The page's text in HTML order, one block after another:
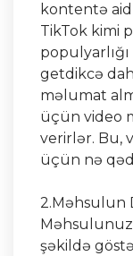
kontentə
TikTok kimi
getdikcə
məlumat
üçün video
verirlər. Bu,
üçün nə
2.Məhsulun
şəkildə